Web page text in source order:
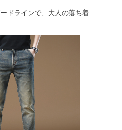
ドラインで、大人の落ち着